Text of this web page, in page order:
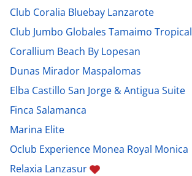
Club Coralia Bluebay Lanzarote
Club Jumbo Globales Tamaimo Tropical
Corallium Beach By Lopesan
Dunas Mirador Maspalomas
Elba Castillo San Jorge & Antigua Suite
Finca Salamanca
Marina Elite
Oclub Experience Monea Royal Monica
Relaxia Lanzasur